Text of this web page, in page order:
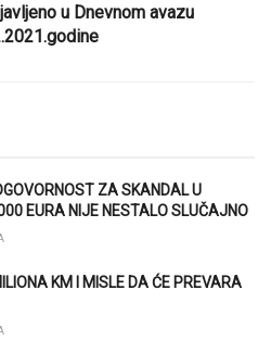
u Dnevnom avazu
ZA SKANDAL U
EURA NIJE NESTALO SLUČAJNO
KM I MISLE DA ĆE PREVARA